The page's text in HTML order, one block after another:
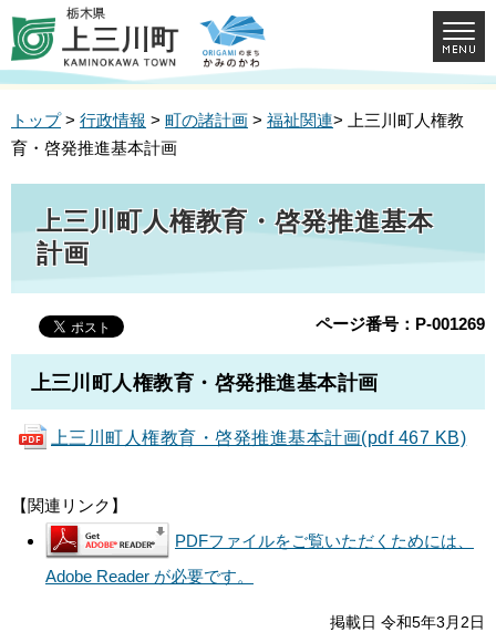
トップ> 行政情報 > 町の諸計画 > 福祉関連> 上三川町人権教
育・啓発推進基本計画
上三川町人権教育・啓発推進基本
計画
ページ番号：P-001269
上三川町人権教育・啓発推進基本計画
上三川町人権教育・啓発推進基本計画(pdf 467 KB)
【関連リンク】
PDFファイルをご覧いただくためには、
Adobe Reader が必要です。
掲載日 令和5年3月2日